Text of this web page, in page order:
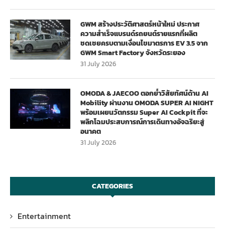
GWM สร้างประวัติศาสตร์หน้าใหม่ ประกาศ
ความสำเร็จแบรนด์รถยนต์รายแรกที่ผลิต
ชดเชยครบตามเงื่อนไขมาตรการ EV 3.5 จาก
GWM Smart Factory จังหวัดระยอง
31 July 2026
OMODA & JAECOO ตอกย้ำวิสัยทัศน์ด้าน AI
Mobility ผ่านงาน OMODA SUPER AI NIGHT
พร้อมเผยนวัตกรรม Super AI Cockpit ที่จะ
พลิกโฉมประสบการณ์การเดินทางอัจฉริยะสู่
อนาคต
31 July 2026
CATEGORIES
Entertainment